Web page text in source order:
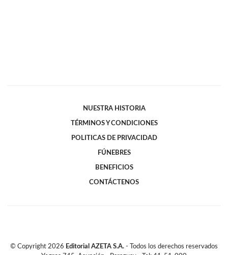
NUESTRA HISTORIA
TÉRMINOS Y CONDICIONES
POLITICAS DE PRIVACIDAD
FÚNEBRES
BENEFICIOS
CONTÁCTENOS
© Copyright 2026 Editorial AZETA S.A. - Todos los derechos reservados